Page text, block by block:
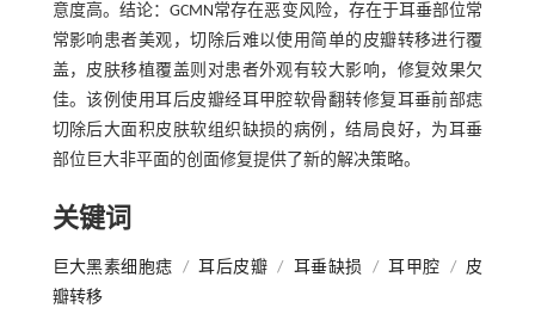
意度高。结论：GCMN常存在恶变风险，存在于耳垂部位常
常影响患者美观，切除后难以使用简单的皮瓣转移进行覆
盖，皮肤移植覆盖则对患者外观有较大影响，修复效果欠
佳。该例使用耳后皮瓣经耳甲腔软骨翻转修复耳垂前部痣
切除后大面积皮肤软组织缺损的病例，结局良好，为耳垂
部位巨大非平面的创面修复提供了新的解决策略。
关键词
巨大黑素细胞痣 / 耳后皮瓣 / 耳垂缺损 / 耳甲腔 / 皮
瓣转移